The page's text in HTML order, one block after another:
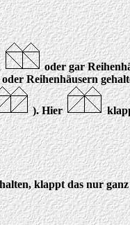
oder gar
Reihenhäusern
). Hier
klappt das nur